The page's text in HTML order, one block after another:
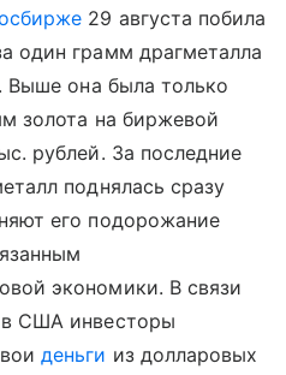
29 августа побила
один грамм драгметалла
Выше она была только
золота на биржевой
рублей. За последние
поднялась сразу
его подорожание
экономики. В связи
в США инвесторы
деньги из долларовых